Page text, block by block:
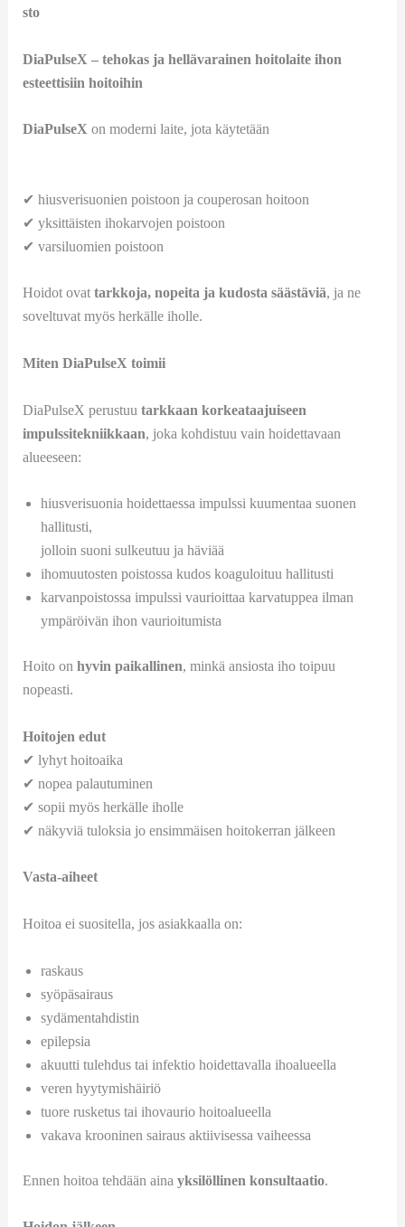
sto
DiaPulseX – tehokas ja hellävarainen hoitolaite ihon
esteettisiin hoitoihin
DiaPulseX on moderni laite, jota käytetään
✔ hiusverisuonien poistoon ja couperosan hoitoon
✔ yksittäisten ihokarvojen poistoon
✔ varsiluomien poistoon
Hoidot ovat tarkkoja, nopeita ja kudosta säästäviä, ja ne
soveltuvat myös herkälle iholle.
Miten DiaPulseX toimii
DiaPulseX perustuu tarkkaan korkea­taajuiseen
impulssitekniikkaan, joka kohdistuu vain hoidettavaan
alueeseen:
hiusverisuonia hoidettaessa impulssi kuumentaa suonen
hallitusti,
jolloin suoni sulkeutuu ja häviää
ihomuutosten poistossa kudos koaguloituu hallitusti
karvanpoistossa impulssi vaurioittaa karvatuppea ilman
ympäröivän ihon vaurioitumista
Hoito on hyvin paikallinen, minkä ansiosta iho toipuu
nopeasti.
Hoitojen edut
✔ lyhyt hoitoaika
✔ nopea palautuminen
✔ sopii myös herkälle iholle
✔ näkyviä tuloksia jo ensimmäisen hoitokerran jälkeen
Vasta-aiheet
Hoitoa ei suositella, jos asiakkaalla on:
raskaus
syöpäsairaus
sydämentahdistin
epilepsia
akuutti tulehdus tai infektio hoidettavalla ihoalueella
veren hyytymishäiriö
tuore rusketus tai ihovaurio hoitoalueella
vakava krooninen sairaus aktiivisessa vaiheessa
Ennen hoitoa tehdään aina yksilöllinen konsultaatio.